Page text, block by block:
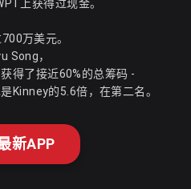
上获得过现金。
万美元。
Song，
得了接近60%的总筹码 -
Kinney的5.6倍，在第二名。
新APP